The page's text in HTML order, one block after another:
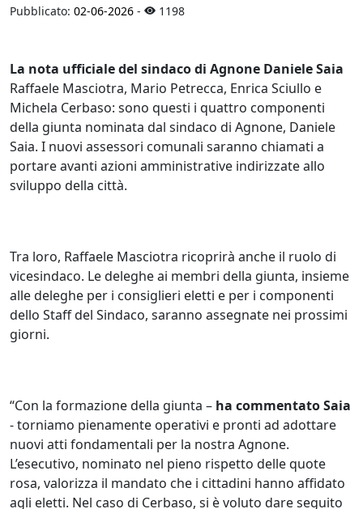
Pubblicato: 02-06-2026 - 1198
La nota ufficiale del sindaco di Agnone Daniele Saia
Raffaele Masciotra, Mario Petrecca, Enrica Sciullo e
Michela Cerbaso: sono questi i quattro componenti
della giunta nominata dal sindaco di Agnone, Daniele
Saia. I nuovi assessori comunali saranno chiamati a
portare avanti azioni amministrative indirizzate allo
sviluppo della città.
Tra loro, Raffaele Masciotra ricoprirà anche il ruolo di
vicesindaco. Le deleghe ai membri della giunta, insieme
alle deleghe per i consiglieri eletti e per i componenti
dello Staff del Sindaco, saranno assegnate nei prossimi
giorni.
“Con la formazione della giunta – ha commentato Saia
- torniamo pienamente operativi e pronti ad adottare
nuovi atti fondamentali per la nostra Agnone.
L’esecutivo, nominato nel pieno rispetto delle quote
rosa, valorizza il mandato che i cittadini hanno affidato
agli eletti. Nel caso di Cerbaso, si è voluto dare seguito